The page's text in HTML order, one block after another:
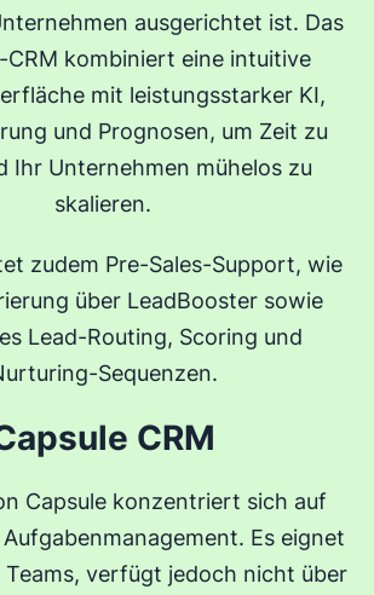
ausgerichtet ist. Das
CRM kombiniert eine intuitive
mit leistungsstarker KI,
und Prognosen, um Zeit zu
Ihr Unternehmen mühelos zu
skalieren.
zudem Pre-Sales-Support, wie
über LeadBooster sowie
Lead-Routing, Scoring und
Sequenzen.
CRM
Capsule konzentriert sich auf
Es eignet
Teams, verfügt jedoch nicht über